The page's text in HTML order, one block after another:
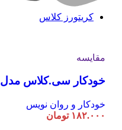
کریتورز کلاس
مقایسه
خودکار سی.کلاس مدل candid بسته 6 عددی
خودکار و روان نویس
۱۸۲.۰۰۰ تومان